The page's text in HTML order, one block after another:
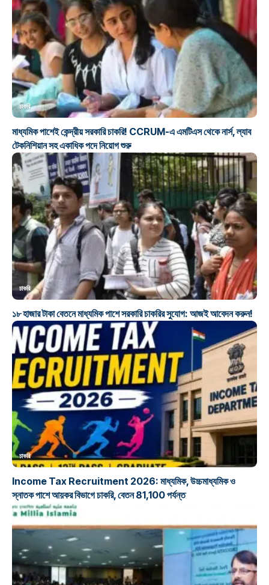
চাকরি
মাধ্যমিক পাশেই কেন্দ্রীয় সরকারি চাকরি! CCRUM-এ এমটিএস থেকে নার্স, ল্যাব
টেকনিশিয়ান সহ একাধিক পদে নিয়োগ শুরু
চাকরি
১৮ হাজার টাকা বেতনে মাধ্যমিক পাশে সরকারি চাকরির সুযোগ: আজই আবেদন করুন!
চাকরি
Income Tax Recruitment 2026: মাধ্যমিক, উচ্চমাধ্যমিক ও
স্নাতক পাশে আয়কর বিভাগে চাকরি, বেতন 81,100 পর্যন্ত